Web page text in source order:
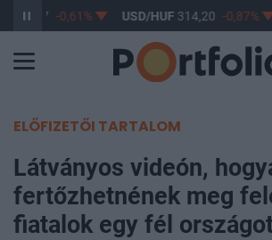
363,17 -0,61% USD/HUF 314,20 -0,87%
ELŐFIZETŐI TARTALOM
Látványos videón,
fertőzhetnének meg
fiatalok egy fél